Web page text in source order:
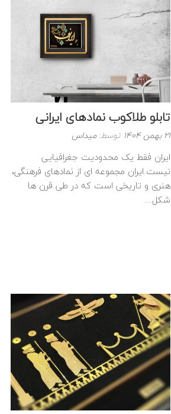
تابلو طلاکوب نمادهای ایرانی
نوشته
در
:
21 بهمن 1404 توسط: میداس
ایران فقط یک محدودیت جغرافیایی
نیست.ایران مجموعه‌ ای از نمادهای فرهنگی،
هنری و تاریخی است که در طی قرن‌ ها
شکل...